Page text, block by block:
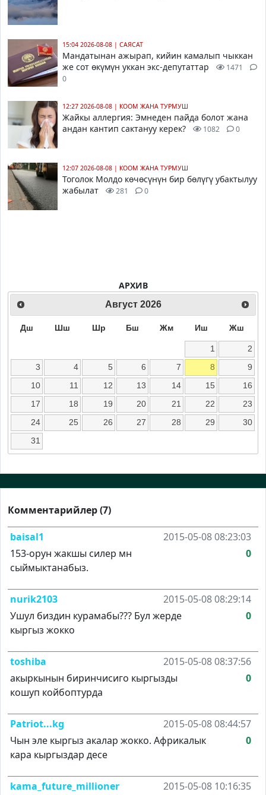
15:04 2026-08-08 | САЯСАТ
Мандатынан ажырап, кийин камалып чыккан
же сот өкүмүн уккан экс-депутаттар
1471
0
12:27 2026-08-08 | КООМ ЖАНА ТУРМУШ
Жайкы аллергия: Эмнеден пайда болот жана
андан кантип сактануу керек?
1082 0
12:07 2026-08-08 | КООМ ЖАНА ТУРМУШ
Тоголок Молдо көчөсүнүн бир бөлүгү убактылуу
жабылат
281 0
АРХИВ
Август 2026
Дш Шш Шр Бш Жм Иш Жш
1
2
3
4 5 6 7 8
9
10
11 12 13 14 15
16
17
18 19 20 21 22
23
24
25 26 27 28 29
30
31
Комментарийлер (7)
baisal1
2015-05-08 08:23:03
153-орун жакшы силер мн
сыймыктанабыз.
0
nurik2103
2015-05-08 08:29:14
Ушул биздин курамабы??? Бул жерде
кыргыз жокко
0
toshiba
2015-05-08 08:37:56
акыркынын биринчисиго кыргызды
кошуп койбоптурда
0
Patriot...kg
2015-05-08 08:44:57
Чын эле кыргыз акалар жокко. Африкалык
кара кыргыздар десе
0
kama_future_millioner 2015-05-08 10:16:35